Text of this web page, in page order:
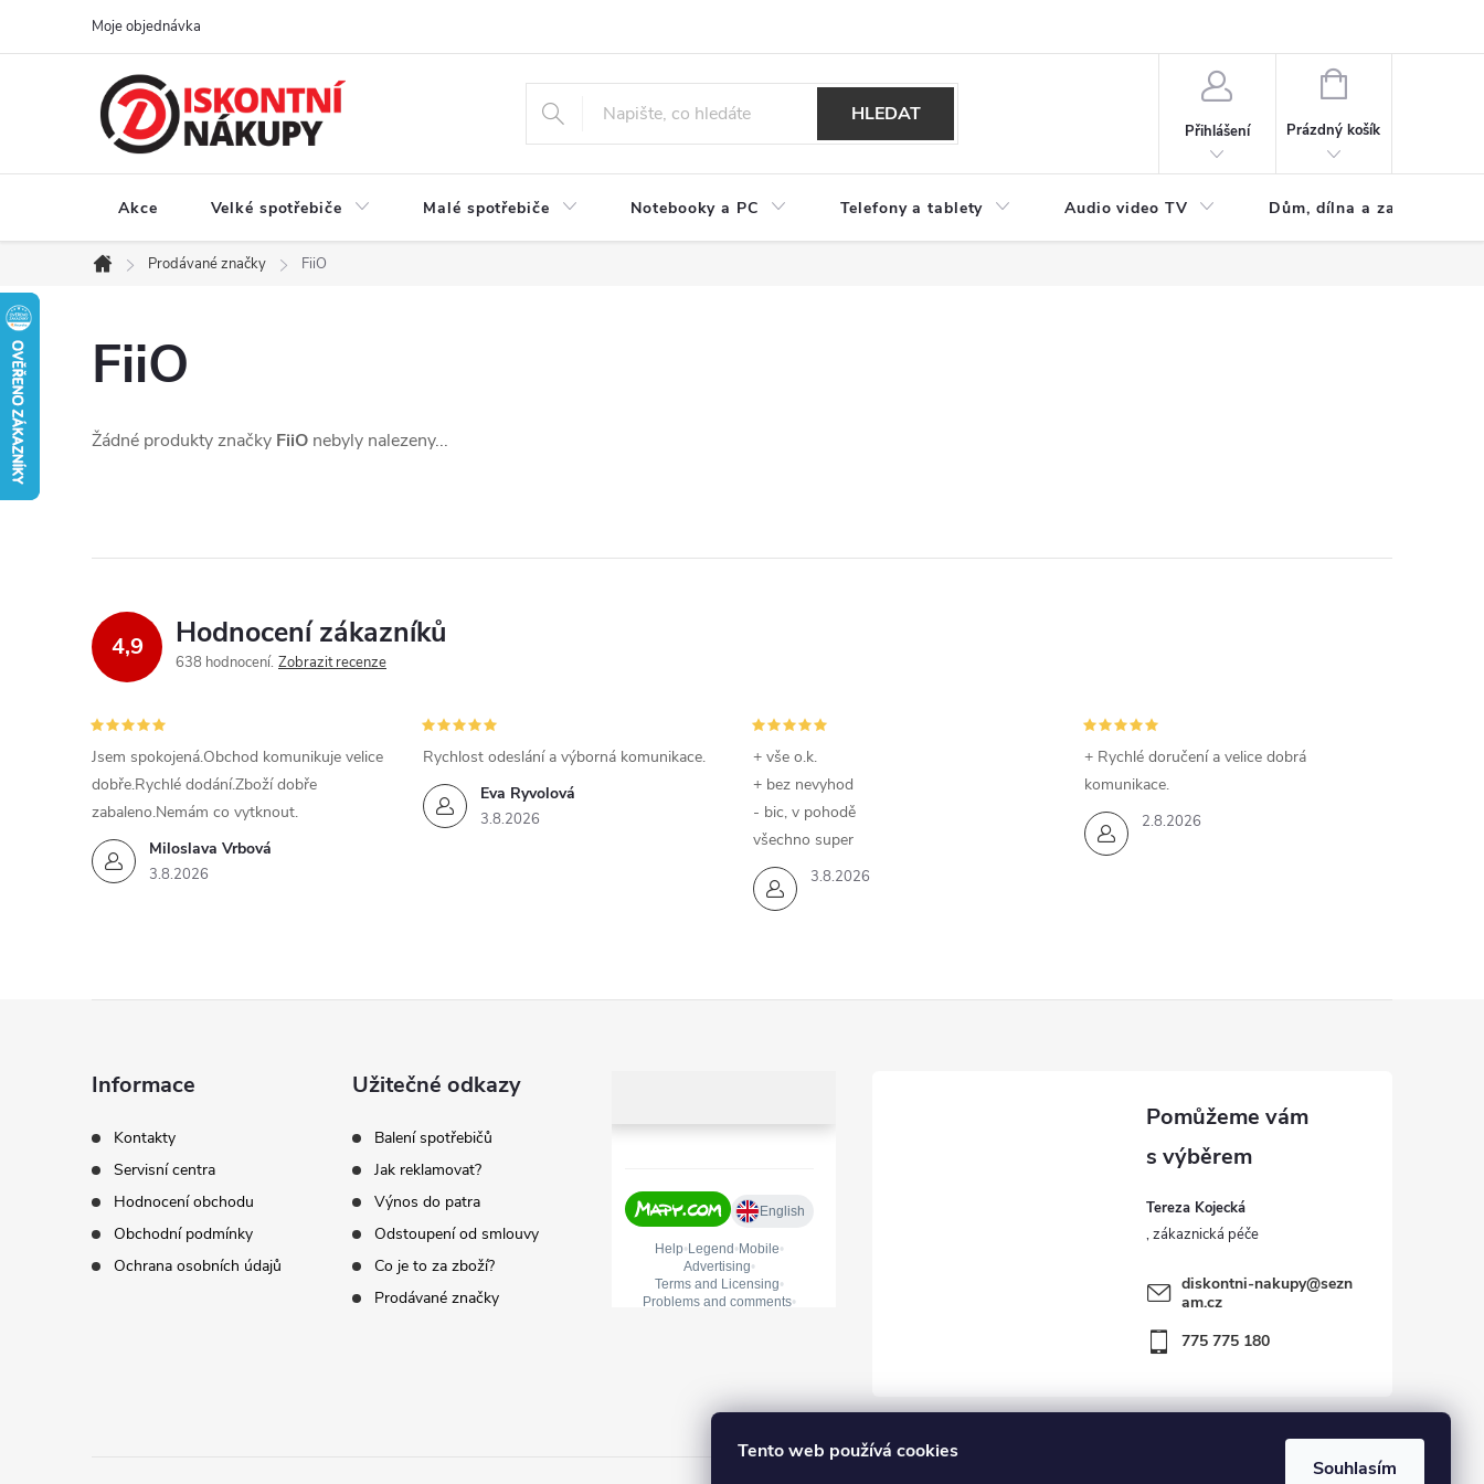
Tento web používá cookies
Souhlasím
Moje objednávka
HLEDAT
Přihlášení
NÁKUPNÍ
Prázdný košík
Akce Velké spotřebiče Malé spotřebiče Notebooky a PC Telefony a tablety Audio video TV Dům, dílna a zahrada
Domů
Prodávané značky FiiO
FiiO
Žádné produkty značky FiiO nebyly nalezeny...
4,9 Hodnocení zákazníků
638 hodnocení Zobrazit recenze
Miloslava Vrbová
3.8.2026
Jsem spokojená.Obchod komunikuje velice
dobře.Rychlé dodání.Zboží dobře
zabaleno.Nemám co vytknout.
Eva Ryvolová
3.8.2026
Rychlost odeslání a výborná komunikace.
3.8.2026
+ vše o.k.
+ bez nevyhod
- bic, v pohodě
všechno super
2.8.2026
+ Rychlé doručení a velice dobrá
komunikace.
Informace
Kontakty
Servisní centra
Hodnocení obchodu
Obchodní podmínky
Ochrana osobních údajů
Užitečné odkazy
Balení spotřebičů
Jak reklamovat?
Výnos do patra
Odstoupení od smlouvy
Co je to za zboží?
Prodávané značky
Tereza Kojecká
diskontni-nakupy@sezn
am.cz
775 775 180